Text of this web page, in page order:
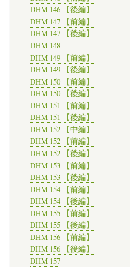
DHM 146 【後編】
DHM 147 【前編】
DHM 147 【後編】
DHM 148
DHM 149 【前編】
DHM 149 【後編】
DHM 150 【前編】
DHM 150 【後編】
DHM 151 【前編】
DHM 151 【後編】
DHM 152 【中編】
DHM 152 【前編】
DHM 152 【後編】
DHM 153 【前編】
DHM 153 【後編】
DHM 154 【前編】
DHM 154 【後編】
DHM 155 【前編】
DHM 155 【後編】
DHM 156 【前編】
DHM 156 【後編】
DHM 157